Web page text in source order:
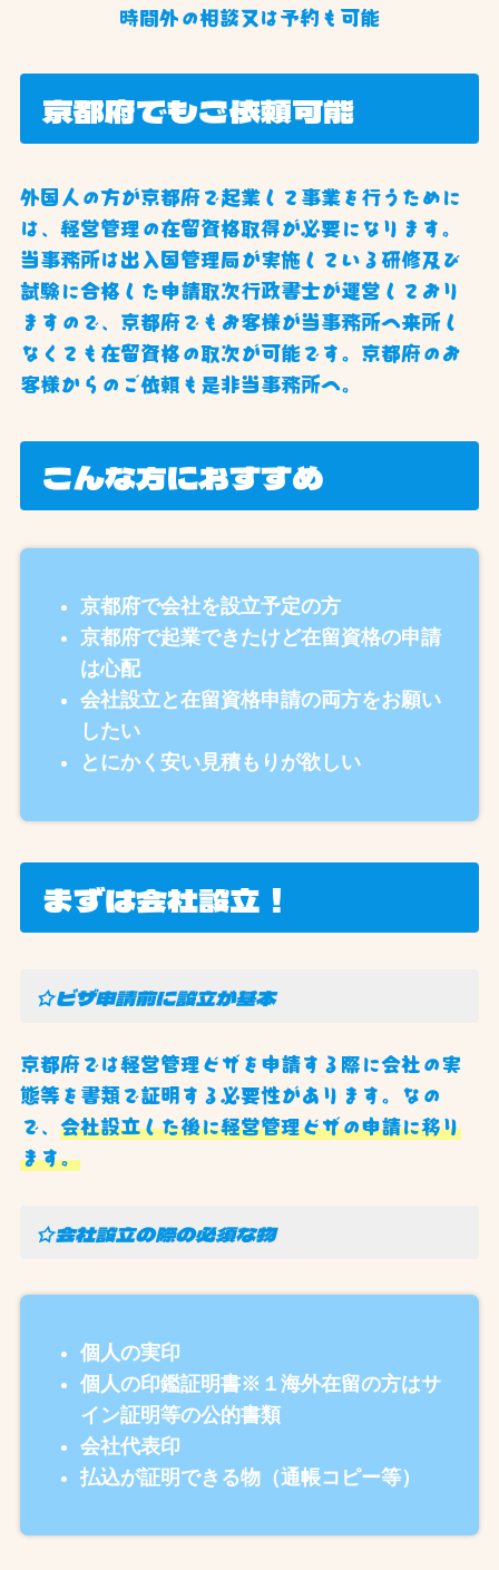
時間外の相談又は予約も可能
京都府でもご依頼可能
外国人の方が京都府で起業して事業を行うために
は、経営管理の在留資格取得が必要になります。
当事務所は出入国管理局が実施している研修及び
試験に合格した申請取次行政書士が運営しており
ますので、京都府でもお客様が当事務所へ来所し
なくても在留資格の取次が可能です。京都府のお
客様からのご依頼も是非当事務所へ。
こんな方におすすめ
京都府で会社を設立予定の方
京都府で起業できたけど在留資格の申請
は心配
会社設立と在留資格申請の両方をお願い
したい
とにかく安い見積もりが欲しい
まずは会社設立！
☆ビザ申請前に設立が基本
京都府では経営管理ビザを申請する際に会社の実
態等を書類で証明する必要性があります。なの
で、 会社設立した後に経営管理ビザの申請に移り
ます。
☆会社設立の際の必須な物
個人の実印
個人の印鑑証明書※１海外在留の方はサ
イン証明等の公的書類
会社代表印
払込が証明できる物（通帳コピー等）